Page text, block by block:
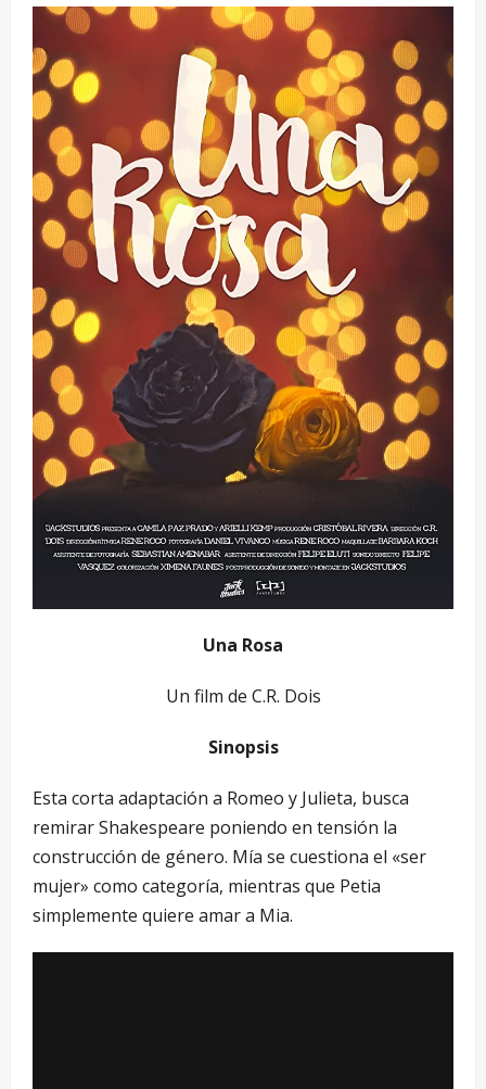
Una Rosa
Un film de C.R. Dois
Sinopsis
Esta corta adaptación a Romeo y Julieta, busca
remirar Shakespeare poniendo en tensión la
construcción de género. Mía se cuestiona el «ser
mujer» como categoría, mientras que Petia
simplemente quiere amar a Mia.